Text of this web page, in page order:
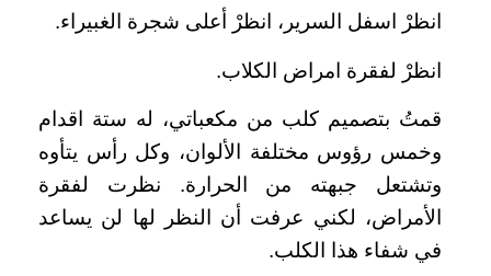
انظرْ اسفل السرير، انظرْ أعلى شجرة الغبيراء.
انظرْ لفقرة امراض الكلاب.
قمتُ بتصميم كلب من مكعباتي، له ستة اقدام
وخمس رؤوس مختلفة الألوان، وكل رأس يتأوه
وتشتعل جبهته من الحرارة. نظرت لفقرة
الأمراض، لكني عرفت أن النظر لها لن يساعد
في شفاء هذا الكلب.